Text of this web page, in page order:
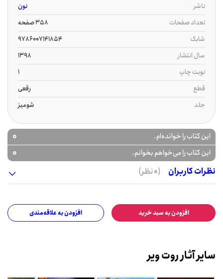
ناشر
نون
تعداد صفحات
358 صفحه
شابک
9786007141854
سال انتشار
1398
نوبت چاپ
1
قطع
رقعی
جلد
شومیز
این کتاب را خوانده‌ام. 0
این کتاب را می‌خواهم بخوانم.
0
نظرات کاربران
(0 نظر)
افزودن به سبد خرید افزودن به علاقه‌مندی
سایر آثار روت ویر